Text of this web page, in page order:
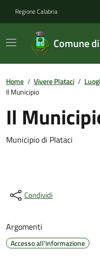
Regione Calabria
Comune
Home / Vivere Plataci /
Il Municipio
Il
Municipio di Plataci
Condividi
Argomenti
Accesso all'informazione